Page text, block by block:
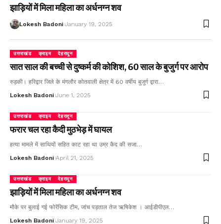
झाड़ियों में मिला महिला का अर्धनग्न शव
Lokesh Badoni January 19, 2025
उत्तराखंड क्राइम देहरादून
सात साल की बच्ची से दुष्कर्म की कोशिश, 60 साल के बुजुर्ग पर आरोप
रुड़की। हरिद्वार जिले के मंगलौर कोतवाली क्षेत्र में 60 वर्षीय बुजुर्ग द्वारा…
Lokesh Badoni June 1, 2025
उत्तराखंड क्राइम देहरादून
फरार चल रहा कैदी मुठभेड़ में घायल
हत्या मामले में साथियों सहित काट रहा था उम्र कैद की सजा…
Lokesh Badoni April 21, 2025
उत्तराखंड क्राइम देहरादून
झाड़ियों में मिला महिला का अर्धनग्न शव
मौके पर बुलाई गई फोरेंसिक टीम, जांच पड़ताल तेज ऋषिकेश । आईडीपीएल…
Lokesh Badoni January 19, 2025